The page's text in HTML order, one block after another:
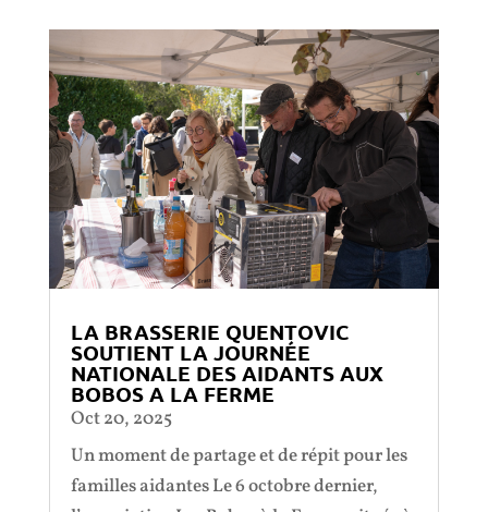
LA BRASSERIE QUENTOVIC
SOUTIENT LA JOURNÉE
NATIONALE DES AIDANTS AUX
BOBOS A LA FERME
Oct 20, 2025
Un moment de partage et de répit pour les
familles aidantes Le 6 octobre dernier,